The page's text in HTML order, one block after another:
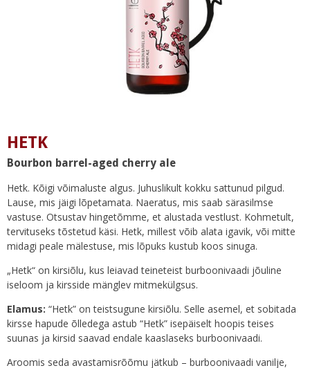
HETK
Bourbon barrel-aged cherry ale
Hetk. Kõigi võimaluste algus. Juhuslikult kokku sattunud pilgud.
Lause, mis jäigi lõpetamata. Naeratus, mis saab särasilmse
vastuse. Otsustav hingetõmme, et alustada vestlust. Kohmetult,
tervituseks tõstetud käsi. Hetk, millest võib alata igavik, või mitte
midagi peale mälestuse, mis lõpuks kustub koos sinuga.
„Hetk“ on kirsiõlu, kus leiavad teineteist burboonivaadi jõuline
iseloom ja kirsside mänglev mitmekülgsus.
Elamus: “Hetk” on teistsugune kirsiõlu. Selle asemel, et sobitada
kirsse hapude õlledega astub “Hetk” isepäiselt hoopis teises
suunas ja kirsid saavad endale kaaslaseks burboonivaadi.
Aroomis seda avastamisrõõmu jätkub – burboonivaadi vanilje,